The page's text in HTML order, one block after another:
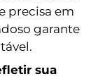
precisa em
garante
sua